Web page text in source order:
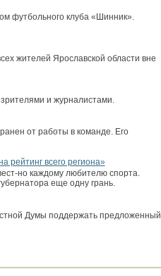
футбольного клуба «Шинник».
жителей Ярославской области вне
и журналистами.
от работы в команде. Его
всего региона»
но каждому любителю спорта.
еще одну грань.
Думы поддержать предложенный